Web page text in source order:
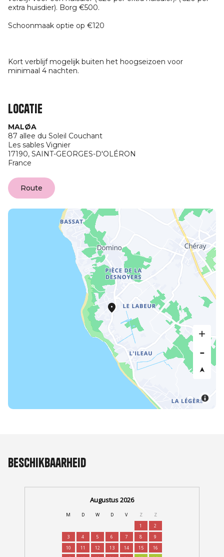
extra huisdier). Borg €500.
Schoonmaak optie op €120
Kort verblijf mogelijk buiten het hoogseizoen voor
minimaal 4 nachten.
Locatie
MALØA
87 allee du Soleil Couchant
Les sables Vignier
17190, SAINT-GEORGES-D'OLÉRON
France
Route
Beschikbaarheid